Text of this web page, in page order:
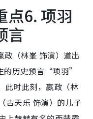
点6. 项羽
言
政（林峯 饰演）道出
的历史预言“项羽”
此时此刻，嬴政（林
古天乐 饰演）的儿子